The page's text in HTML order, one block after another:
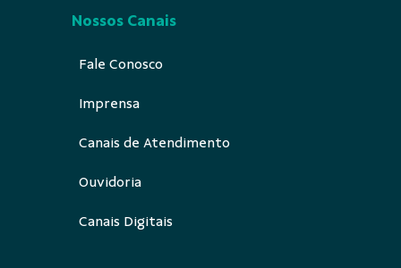
Nossos Canais
Fale Conosco
Imprensa
Canais de Atendimento
Ouvidoria
Canais Digitais